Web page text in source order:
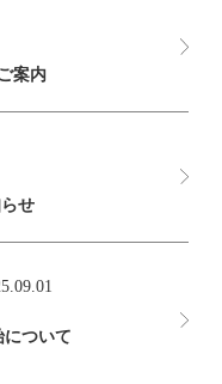
案内
せ
ついて